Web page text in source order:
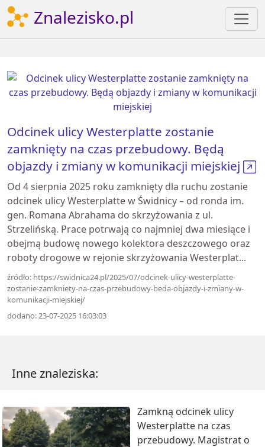
Znalezisko.pl
Odcinek ulicy Westerplatte zostanie
zamknięty na czas przebudowy. Będą
objazdy i zmiany w komunikacji miejskiej
Od 4 sierpnia 2025 roku zamknięty dla ruchu zostanie
odcinek ulicy Westerplatte w Świdnicy – od ronda im.
gen. Romana Abrahama do skrzyżowania z ul.
Strzelińską. Prace potrwają co najmniej dwa miesiące i
obejmą budowę nowego kolektora deszczowego oraz
roboty drogowe w rejonie skrzyżowania Westerplat...
źródło: https://swidnica24.pl/2025/07/odcinek-ulicy-westerplatte-
zostanie-zamkniety-na-czas-przebudowy-beda-objazdy-i-zmiany-w-
komunikacji-miejskiej/
dodano: 23-07-2025 16:03:03
Inne znaleziska:
Zamkną odcinek ulicy
Westerplatte na czas
przebudowy. Magistrat o